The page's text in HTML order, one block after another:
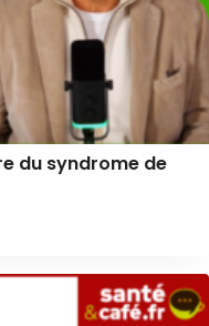
du syndrome de